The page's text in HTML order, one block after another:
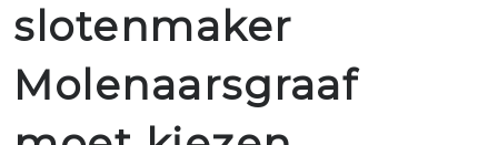
slotenmaker
Molenaarsgraaf